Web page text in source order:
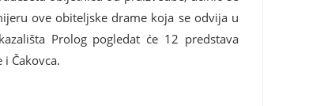
ove obiteljske drame koja se odvija u
Prolog pogledat će 12 predstava
Čakovca.